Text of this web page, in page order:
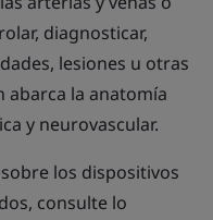
diagnosticar,
lesiones u otras
abarca la anatomía
y neurovascular.
los dispositivos
consulte lo